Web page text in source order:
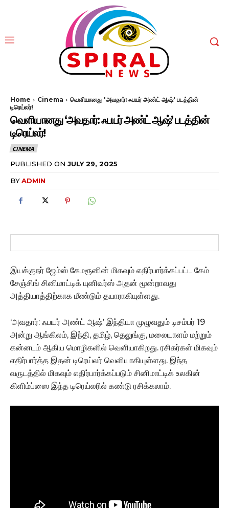
Home Cinema
வெளியானது 'அவதார்: ஃபயர் அண்ட் ஆஷ்' படத்தின்
டிரெய்லர்!
வெளியானது ‘அவதார்: ஃபயர் அண்ட் ஆஷ்’ படத்தின்
டிரெய்லர்!
CINEMA
PUBLISHED ON JULY 29, 2025
BYADMIN
இயக்குநர் ஜேம்ஸ் கேமரூனின் மிகவும் எதிர்பார்க்கப்பட்ட கேம்
சேஞ்சிங் சினிமாட்டிக் யுனிவர்ஸ் அதன் மூன்றாவது
அத்தியாத்திற்காக மீண்டும் தயாராகியுள்ளது.
‘அவதார்: ஃபயர் அண்ட் ஆஷ்’ இந்தியா முழுவதும் டிசம்பர் 19
அன்று ஆங்கிலம், இந்தி, தமிழ், தெலுங்கு, மலையாளம் மற்றும்
கன்னடம் ஆகிய மொழிகளில் வெளியாகிறது. ரசிகர்கள் மிகவும்
எதிர்பார்த்த இதன் டிரெய்லர் வெளியாகியுள்ளது. இந்த
வருடத்தில் மிகவும் எதிர்பார்க்கப்படும் சினிமாட்டிக் உலகின்
கிளிம்ப்ஸை இந்த டிரெய்லரில் கண்டு ரசிக்கலாம்.